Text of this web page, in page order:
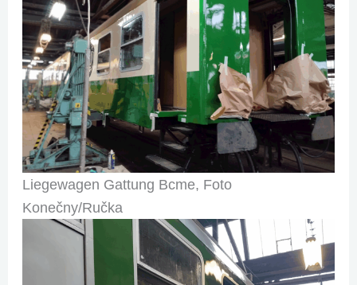
Liegewagen Gattung Bcme, Foto
Konečny/Ručka